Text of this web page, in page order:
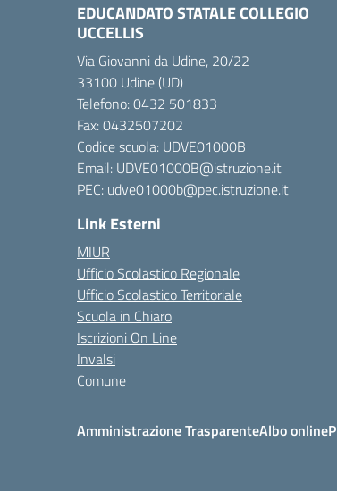
EDUCANDATO STATALE COLLEGIO
UCCELLIS
Via Giovanni da Udine, 20/22
33100 Udine (UD)
Telefono:0432 501833
Fax: 0432507202
Codice scuola: UDVE01000B
Email: UDVE01000B@istruzione.it
PEC: udve01000b@pec.istruzione.it
Link Esterni
MIUR
Ufficio Scolastico Regionale
Ufficio Scolastico Territoriale
Scuola in Chiaro
Iscrizioni On Line
Invalsi
Comune
Amministrazione TrasparenteAlbo online